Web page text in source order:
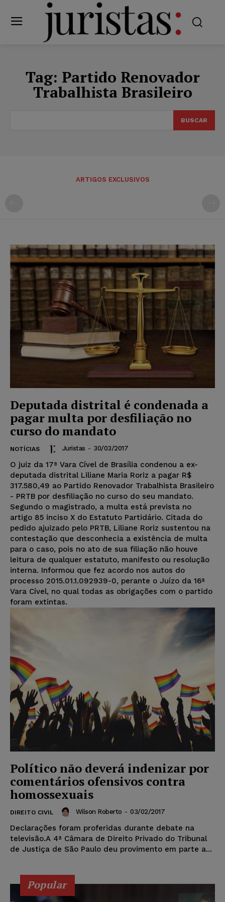
Tag: Partido Renovador
Trabalhista Brasileiro
BUSCAR
ARTIGOS EXCLUSIVOS
Deputada distrital é condenada a
pagar multa por desfiliação no
curso do mandato
NOTÍCIAS Juristas - 30/03/2017
O juiz da 17ª Vara Cível de Brasília condenou a ex-
deputada distrital Liliane Maria Roriz a pagar R$
317.580,49 ao Partido Renovador Trabalhista Brasileiro
- PRTB por desfiliação no curso do seu mandato.
Segundo o magistrado, a multa está prevista no
artigo 85 inciso X do Estatuto Partidário. Citada do
pedido ajuizado pelo PRTB, Liliane Roriz sustentou na
contestação que desconhecia a existência de multa
para o caso, pois no ato de sua filiação não houve
leitura de qualquer estatuto, manifesto ou resolução
interna. Informou que fez acordo nos autos do
processo 2015.01.1.092939-0, perante o Juízo da 16ª
Vara Cível, no qual todas as obrigações com o partido
foram extintas.
Político não deverá indenizar por
comentários ofensivos contra
homossexuais
DIREITO CIVIL Wilson Roberto - 03/02/2017
Declarações foram proferidas durante debate na
televisão.A 4ª Câmara de Direito Privado do Tribunal
de Justiça de São Paulo deu provimento em parte a...
Popular